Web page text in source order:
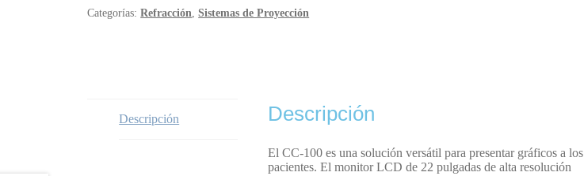
Categorías:Refracción ,Sistemas de Proyección
Descripción Descripción
El CC-100 es una solución versátil para presentar gráficos a los
pacientes. El monitor LCD de 22 pulgadas de alta resolución